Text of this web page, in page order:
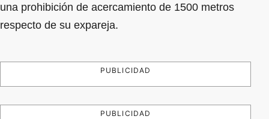
una prohibición de acercamiento de 1500 metros
respecto de su expareja.
PUBLICIDAD
PUBLICIDAD